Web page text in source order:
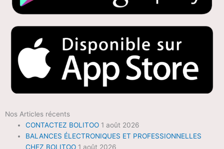
Nos Articles récents
CONTACTEZ BOLITOO 1 août 2026
BALANCES ÉLECTRONIQUES ET PROFESSIONNELLES
CHEZ BOLITOO 1 août 2026